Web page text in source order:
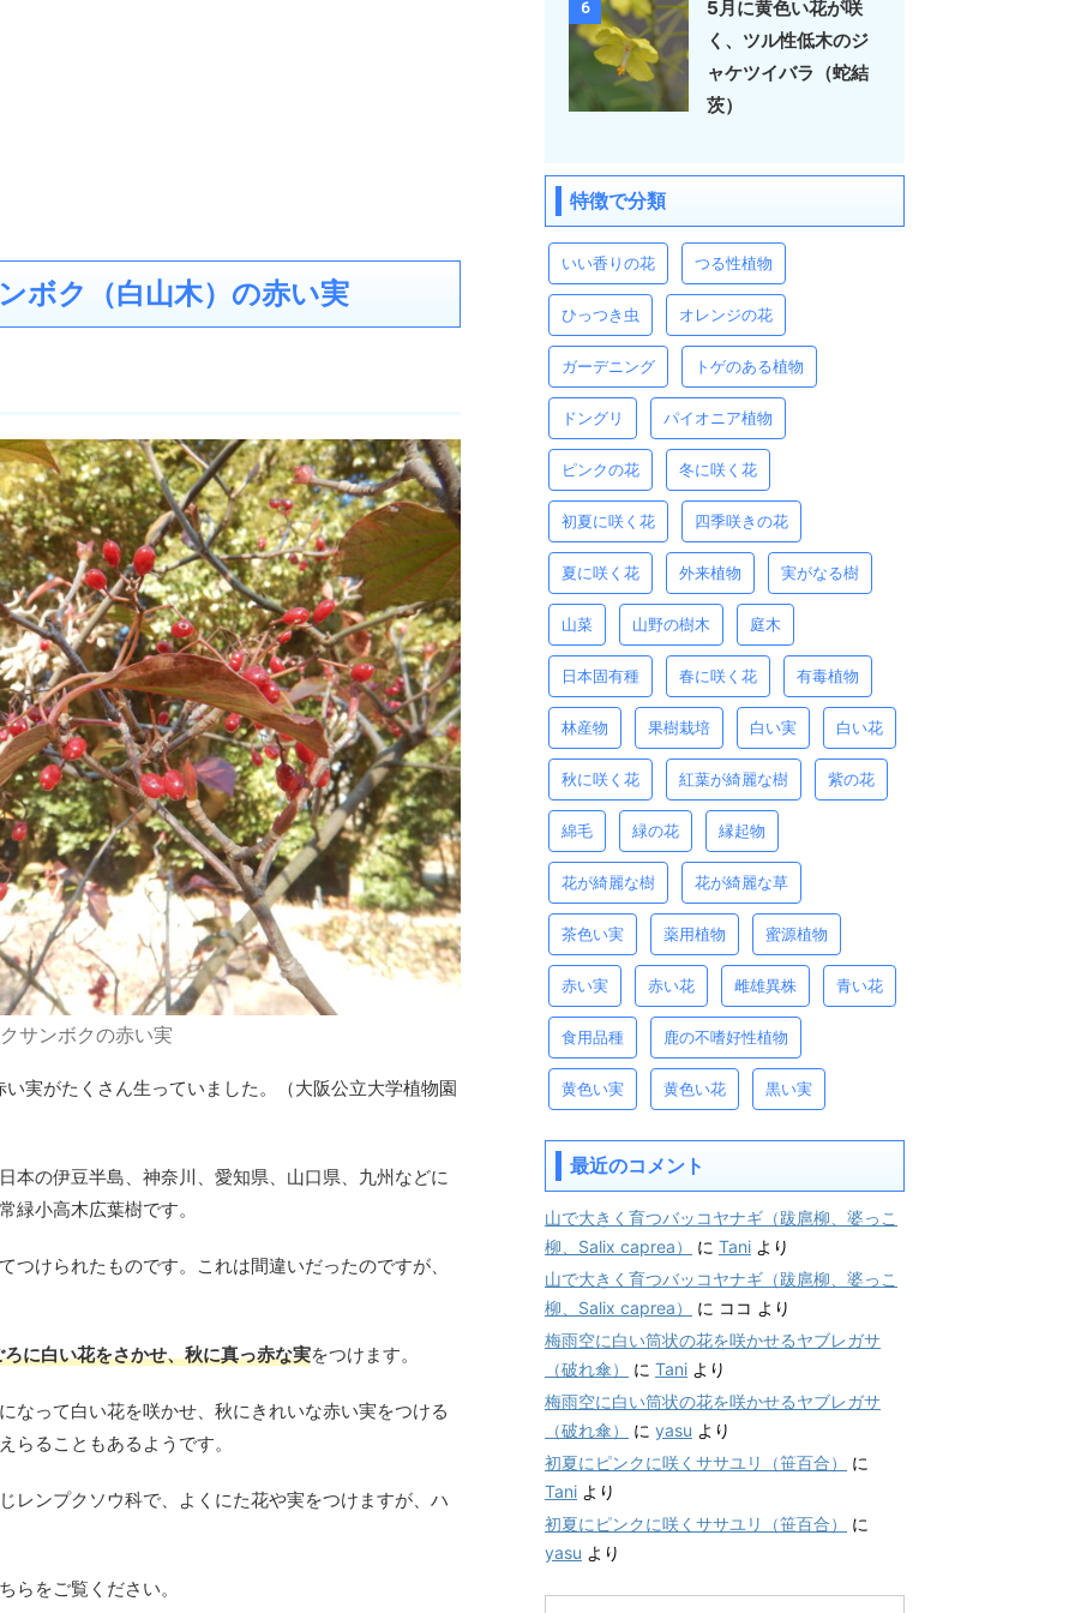
ボク（白山木）の赤い実
サンボクの赤い実
実がたくさん生っていました。（大阪公立大学植物園
本の伊豆半島、神奈川、愛知県、山口県、九州などに
緑小高木広葉樹です。
つけられたものです。これは間違いだったのですが、
に白い花をさかせ、秋に真っ赤な実をつけます。
なって白い花を咲かせ、秋にきれいな赤い実をつける
らることもあるようです。
レンプクソウ科で、よくにた花や実をつけますが、ハ
らをご覧ください。
6
5月に黄色い花が咲
く、ツル性低木のジ
ャケツイバラ（蛇結
茨）
特徴で分類
いい香りの花 つる性植物
ひっつき虫 オレンジの花
ガーデニング トゲのある植物
ドングリ パイオニア植物
ピンクの花 冬に咲く花
初夏に咲く花 四季咲きの花
夏に咲く花 外来植物 実がなる樹
山菜 山野の樹木 庭木
日本固有種 春に咲く花 有毒植物
林産物 果樹栽培 白い実 白い花
秋に咲く花 紅葉が綺麗な樹 紫の花
綿毛 緑の花 縁起物
花が綺麗な樹 花が綺麗な草
茶色い実 薬用植物 蜜源植物
赤い実 赤い花 雌雄異株 青い花
食用品種 鹿の不嗜好性植物
黄色い実 黄色い花 黒い実
最近のコメント
山で大きく育つバッコヤナギ（跋扈柳、婆っこ
柳、Salix caprea）
に Tani より
山で大きく育つバッコヤナギ（跋扈柳、婆っこ
柳、Salix caprea）
に ココ より
梅雨空に白い筒状の花を咲かせるヤブレガサ
（破れ傘）
に Tani より
梅雨空に白い筒状の花を咲かせるヤブレガサ
（破れ傘）
に yasu より
初夏にピンクに咲くササユリ（笹百合）
に
Tani より
初夏にピンクに咲くササユリ（笹百合）
に
yasu より